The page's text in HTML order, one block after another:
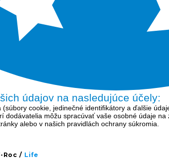
údajov na nasledujúce účely:
cookie, jedinečné identifikátory a ďalšie
môžu spracúvať vaše osobné údaje
alebo v našich pravidlách ochrany súkromia.
Roc / Life